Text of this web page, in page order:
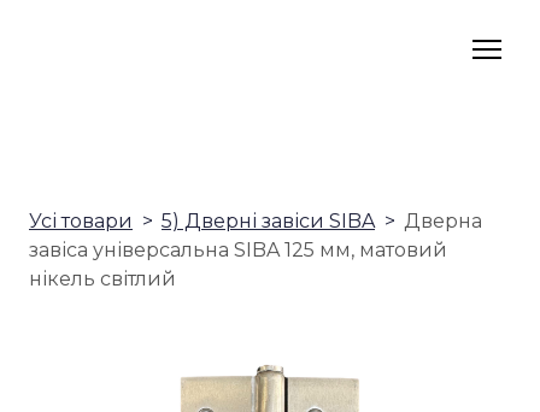
Усі товари 5) Дверні завіси SIBA
Дверна
завіса універсальна SIBA 125 мм, матовий
нікель світлий